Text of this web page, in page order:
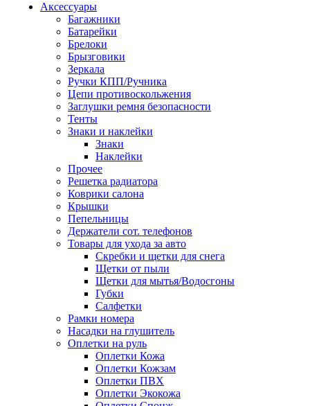
Аксессуары
Багажники
Батарейки
Брелоки
Брызговики
Зеркала
Ручки КПП/Ручника
Цепи противоскольжения
Заглушки ремня безопасности
Тенты
Знаки и наклейки
Знаки
Наклейки
Прочее
Решетка радиатора
Коврики салона
Крышки
Пепельницы
Держатели сот. телефонов
Товары для ухода за авто
Скребки и щетки для снега
Щетки от пыли
Щетки для мытья/Водосгоны
Губки
Салфетки
Рамки номера
Насадки на глушитель
Оплетки на руль
Оплетки Кожа
Оплетки Кожзам
Оплетки ПВХ
Оплетки Экокожа